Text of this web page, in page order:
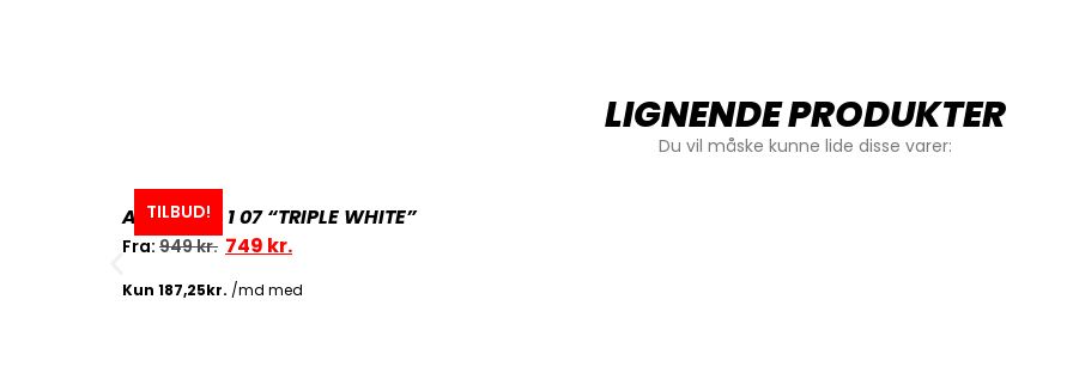
LIGNENDE PRODUKTER
Du vil måske kunne lide disse varer:
TILBUD!
AIR FORCE 1 07 “TRIPLE WHITE”
Fra: 949kr. 749 kr.